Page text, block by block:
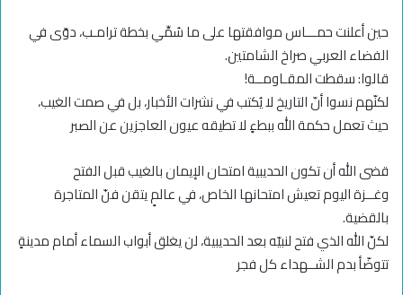
حين أعلنت حمـــاس موافقتها على ما سُمِّي بخطة ترامـب، دوّى في
الفضاء العربي صراخ الشامتين.
قالوا: سقطت المقـاومــة!
لكنّهم نسوا أنّ التاريخ لا يُكتب في نشرات الأخبار، بل في صمت الغيب،
حيث تعمل حكمة الله ببطءٍ لا تطيقه عيون العاجزين عن الصبر
قضى الله أن تكون الحديبية امتحان الإيمان بالغيب قبل الفتح
وغــزة اليوم تعيش امتحانها الخاص، في عالمٍ يتقن فنّ المتاجرة
بالقضية.
لكنّ الله الذي فتح لنبيّه بعد الحديبية، لن يغلق أبواب السماء أمام مدينةٍ
تتوضّأ بدم الشــهداء كل فجر